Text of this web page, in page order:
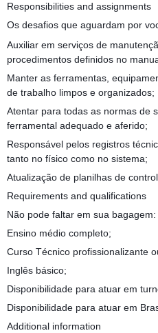
Responsibilities and assignments
Os desafios que aguardam por
Auxiliar em serviços de
procedimentos definidos no
Manter as ferramentas,
de trabalho limpos e organizados;
Atentar para todas as normas de
ferramental adequado e aferido;
Responsável pelos registros
tanto no físico como no sistema;
Atualização de planilhas de
Requirements and qualifications
Não pode faltar em sua bagagem:
Ensino médio completo;
Curso Técnico profissionalizante
Inglês básico;
Disponibilidade para atuar em
Disponibilidade para atuar em
Additional information